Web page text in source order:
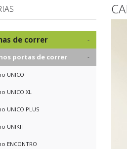
de correr
portas de correr
UNICO
UNICO XL
UNICO PLUS
UNIKIT
ENCONTRO